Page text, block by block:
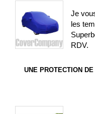
Je
les
RDV.
UNE PROTECTION